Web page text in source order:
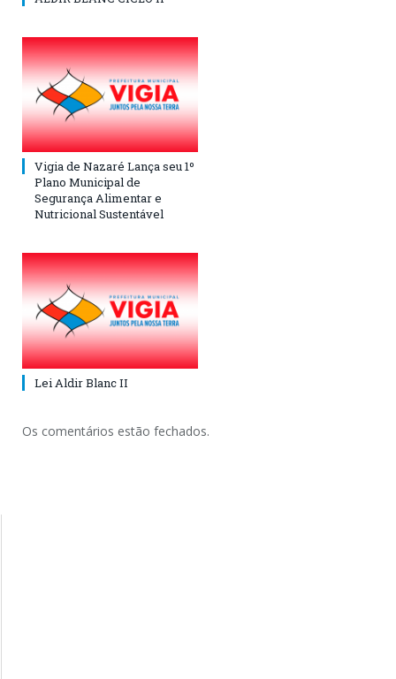
Vigia de Nazaré Lança seu 1º
Plano Municipal de
Segurança Alimentar e
Nutricional Sustentável
Lei Aldir Blanc II
Os comentários estão fechados.